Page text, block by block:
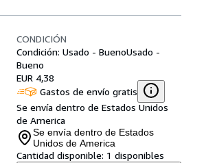
CONDICIÓN
Condición: Usado - BuenoUsado -
Bueno
EUR 4,38
Gastos de envío gratis
Se envía dentro de Estados Unidos
de America
Se envía dentro de Estados
Unidos de America
Cantidad disponible: 1 disponibles